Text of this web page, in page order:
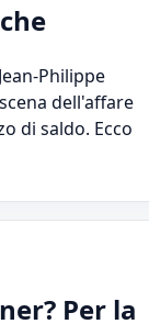
Philippe
dell'affare
di saldo. Ecco
Per la